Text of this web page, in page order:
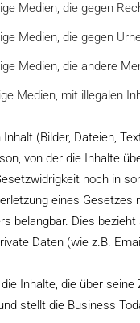
Medien, die gegen
Medien, die gegen
Medien, die andere
Medien, mit illegalen
(Bilder, Dateien,
von der die Inhalte
noch in
eines
belangbar. Dies
Daten (wie z.B.
Inhalte, die über
stellt die Business